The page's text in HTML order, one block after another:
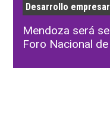
Desarrollo
Mendoza será
Foro Nacional